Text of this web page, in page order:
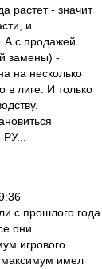
растет - значит
и
А с продажей
замены) -
на несколько
в лиге. И только
с прошлого года
они
игрового
имел